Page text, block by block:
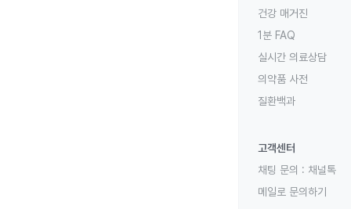
건강 매거진
1분 FAQ
실시간 의료상담
의약품 사전
질환백과
고객센터
채팅 문의 : 채널톡
메일로 문의하기